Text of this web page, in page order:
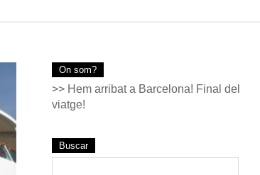
On som?
>> Hem arribat a Barcelona! Final del
viatge!
Buscar